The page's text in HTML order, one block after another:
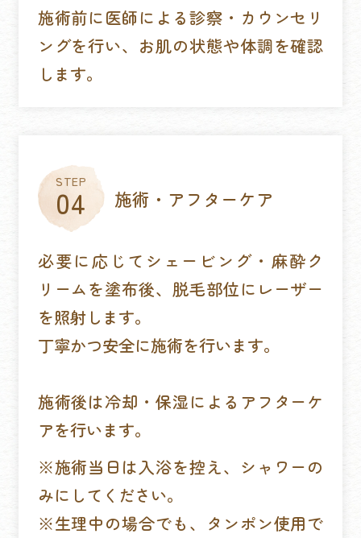
施術前に医師による診察・カウンセリ
ングを行い、お肌の状態や体調を確認
します。
施術・アフターケア
必要に応じてシェービング・麻酔ク
リームを塗布後、脱毛部位にレーザー
を照射します。
丁寧かつ安全に施術を行います。
施術後は冷却・保湿によるアフターケ
アを行います。
※施術当日は入浴を控え、シャワーの
みにしてください。
※生理中の場合でも、タンポン使用で